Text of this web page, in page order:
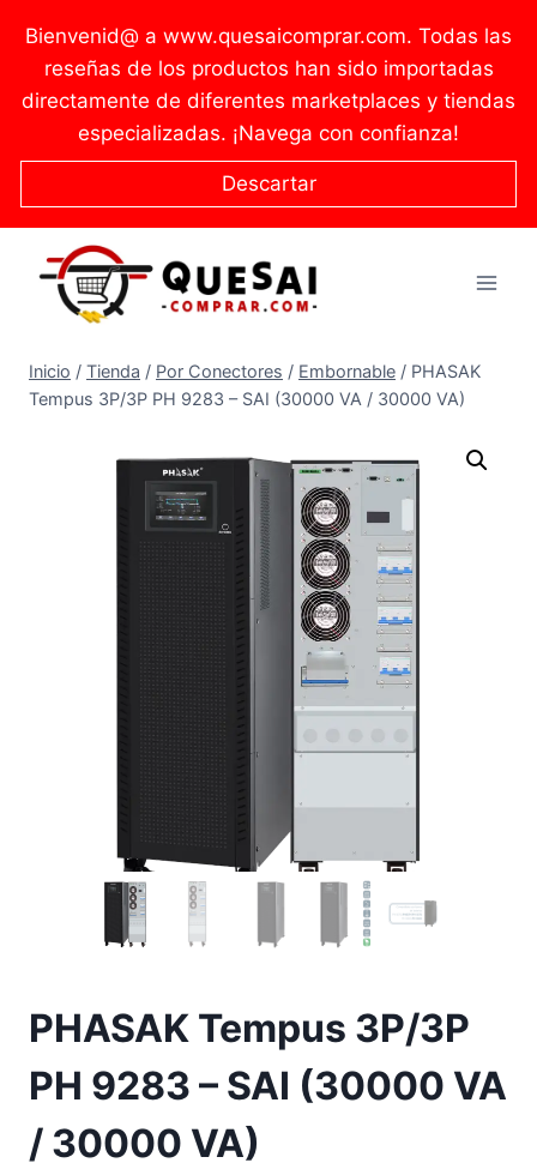
contenido
Bienvenid@ a www.quesaicomprar.com. Todas las
reseñas de los productos han sido importadas
directamente de diferentes marketplaces y tiendas
especializadas. ¡Navega con confianza!
Descartar
Inicio / Tienda / Por Conectores / Embornable / PHASAK
Tempus 3P/3P PH 9283 – SAI (30000 VA / 30000 VA)
PHASAK Tempus 3P/3P
PH 9283 – SAI (30000 VA
/ 30000 VA)